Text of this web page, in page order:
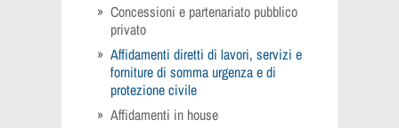
Concessioni e partenariato pubblico
privato
Affidamenti diretti di lavori, servizi e
forniture di somma urgenza e di
protezione civile
Affidamenti in house